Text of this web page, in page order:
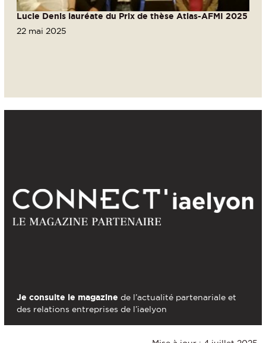
Lucie Denis lauréate du Prix de thèse Atlas-AFMI 2025
22 mai 2025
Je consulte le magazine de l’actualité partenariale et
des relations entreprises de l’iaelyon